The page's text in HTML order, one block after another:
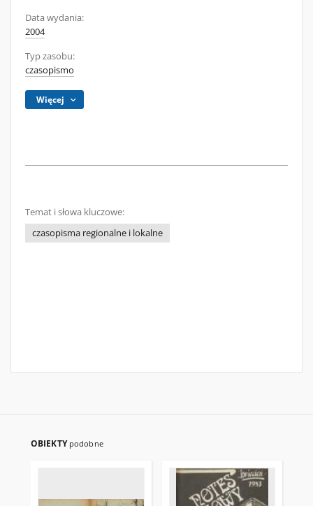
Data wydania:
2004
Typ zasobu:
czasopismo
Więcej
Temat i słowa kluczowe:
czasopisma regionalne i lokalne
OBIEKTY podobne